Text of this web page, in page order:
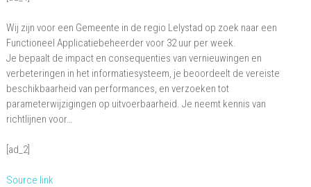
Functioneel
Applicatiebeheerder
Wij zijn voor een Gemeente in de regio Lelystad op zoek naar een
Functioneel Applicatiebeheerder voor 32 uur per week.
Je bepaalt de impact en consequenties van vernieuwingen en
verbeteringen in het informatiesysteem, je beoordeelt de vereiste
beschikbaarheid van performances, en verzoeken tot
parameterwijzigingen op uitvoerbaarheid. Je neemt kennis van
richtlijnen voor…
[ad_2]
Source link